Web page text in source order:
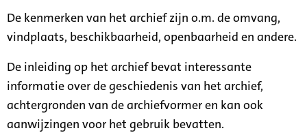
De kenmerken van het archief zijn o.m. de omvang,
vindplaats, beschikbaarheid, openbaarheid en andere.
De inleiding op het archief bevat interessante
informatie over de geschiedenis van het archief,
achtergronden van de archiefvormer en kan ook
aanwijzingen voor het gebruik bevatten.